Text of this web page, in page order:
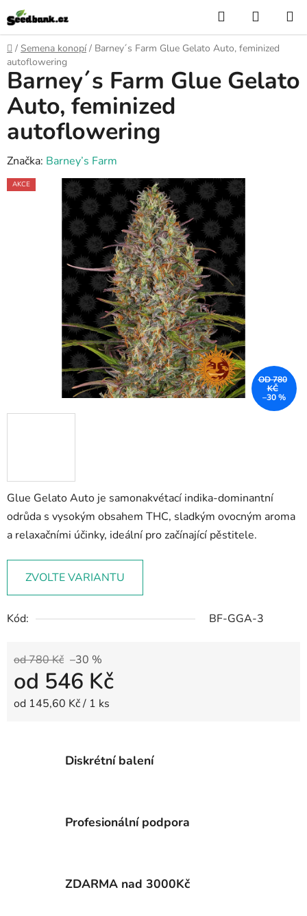
Přejít
na
obsah
Hledat
KOŠÍK
Domů
/ Semena konopí / Barney´s Farm Glue Gelato Auto, feminized
autoflowering
Glue Gelato Auto je samonakvétací indika-dominantní
odrůda s vysokým obsahem THC, sladkým ovocným aroma
a relaxačními účinky, ideální pro začínající pěstitele.
ZVOLTE VARIANTU
Kód: BF-GGA-3
od 780 Kč –30 %
od 546 Kč
Měrná cena:
od 145,60 Kč / 1 ks
Barney´s Farm Glue Gelato
Auto, feminized
autoflowering
Značka: Barney’s Farm
AKCE
OD 780
KČ
–30 %
Diskrétní balení
Profesionální podpora
ZDARMA nad 3000Kč